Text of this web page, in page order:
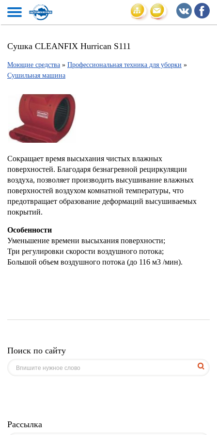
Сушка CLEANFIX Hurrican S111
Моющие средства » Профессиональная техника для уборки »
Сушильная машина
Сокращает время высыхания чистых влажных
поверхностей. Благодаря безнагревной рециркуляции
воздуха, позволяет производить высушивание влажных
поверхностей воздухом комнатной температуры, что
предотвращает образование деформаций высушиваемых
покрытий.
Особенности
Уменьшение времени высыхания поверхности;
Три регулировки скорости воздушного потока;
Большой объем воздушного потока (до 116 м3 /мин).
Поиск по сайту
Рассылка